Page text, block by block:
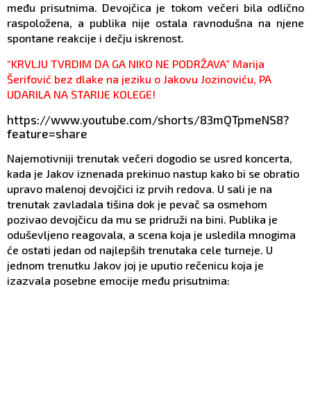
među prisutnima. Devojčica je tokom večeri bila odlično
raspoložena, a publika nije ostala ravnodušna na njene
spontane reakcije i dečju iskrenost.
“KRVLJU TVRDIM DA GA NIKO NE PODRŽAVA” Marija
Šerifović bez dlake na jeziku o Jakovu Jozinoviću, PA
UDARILA NA STARIJE KOLEGE!
https://www.youtube.com/shorts/83mQTpmeNS8?
feature=share
Najemotivniji trenutak večeri dogodio se usred koncerta,
kada je Jakov iznenada prekinuo nastup kako bi se obratio
upravo malenoj devojčici iz prvih redova. U sali je na
trenutak zavladala tišina dok je pevač sa osmehom
pozivao devojčicu da mu se pridruži na bini. Publika je
oduševljeno reagovala, a scena koja je usledila mnogima
će ostati jedan od najlepših trenutaka cele turneje. U
jednom trenutku Jakov joj je uputio rečenicu koja je
izazvala posebne emocije među prisutnima: